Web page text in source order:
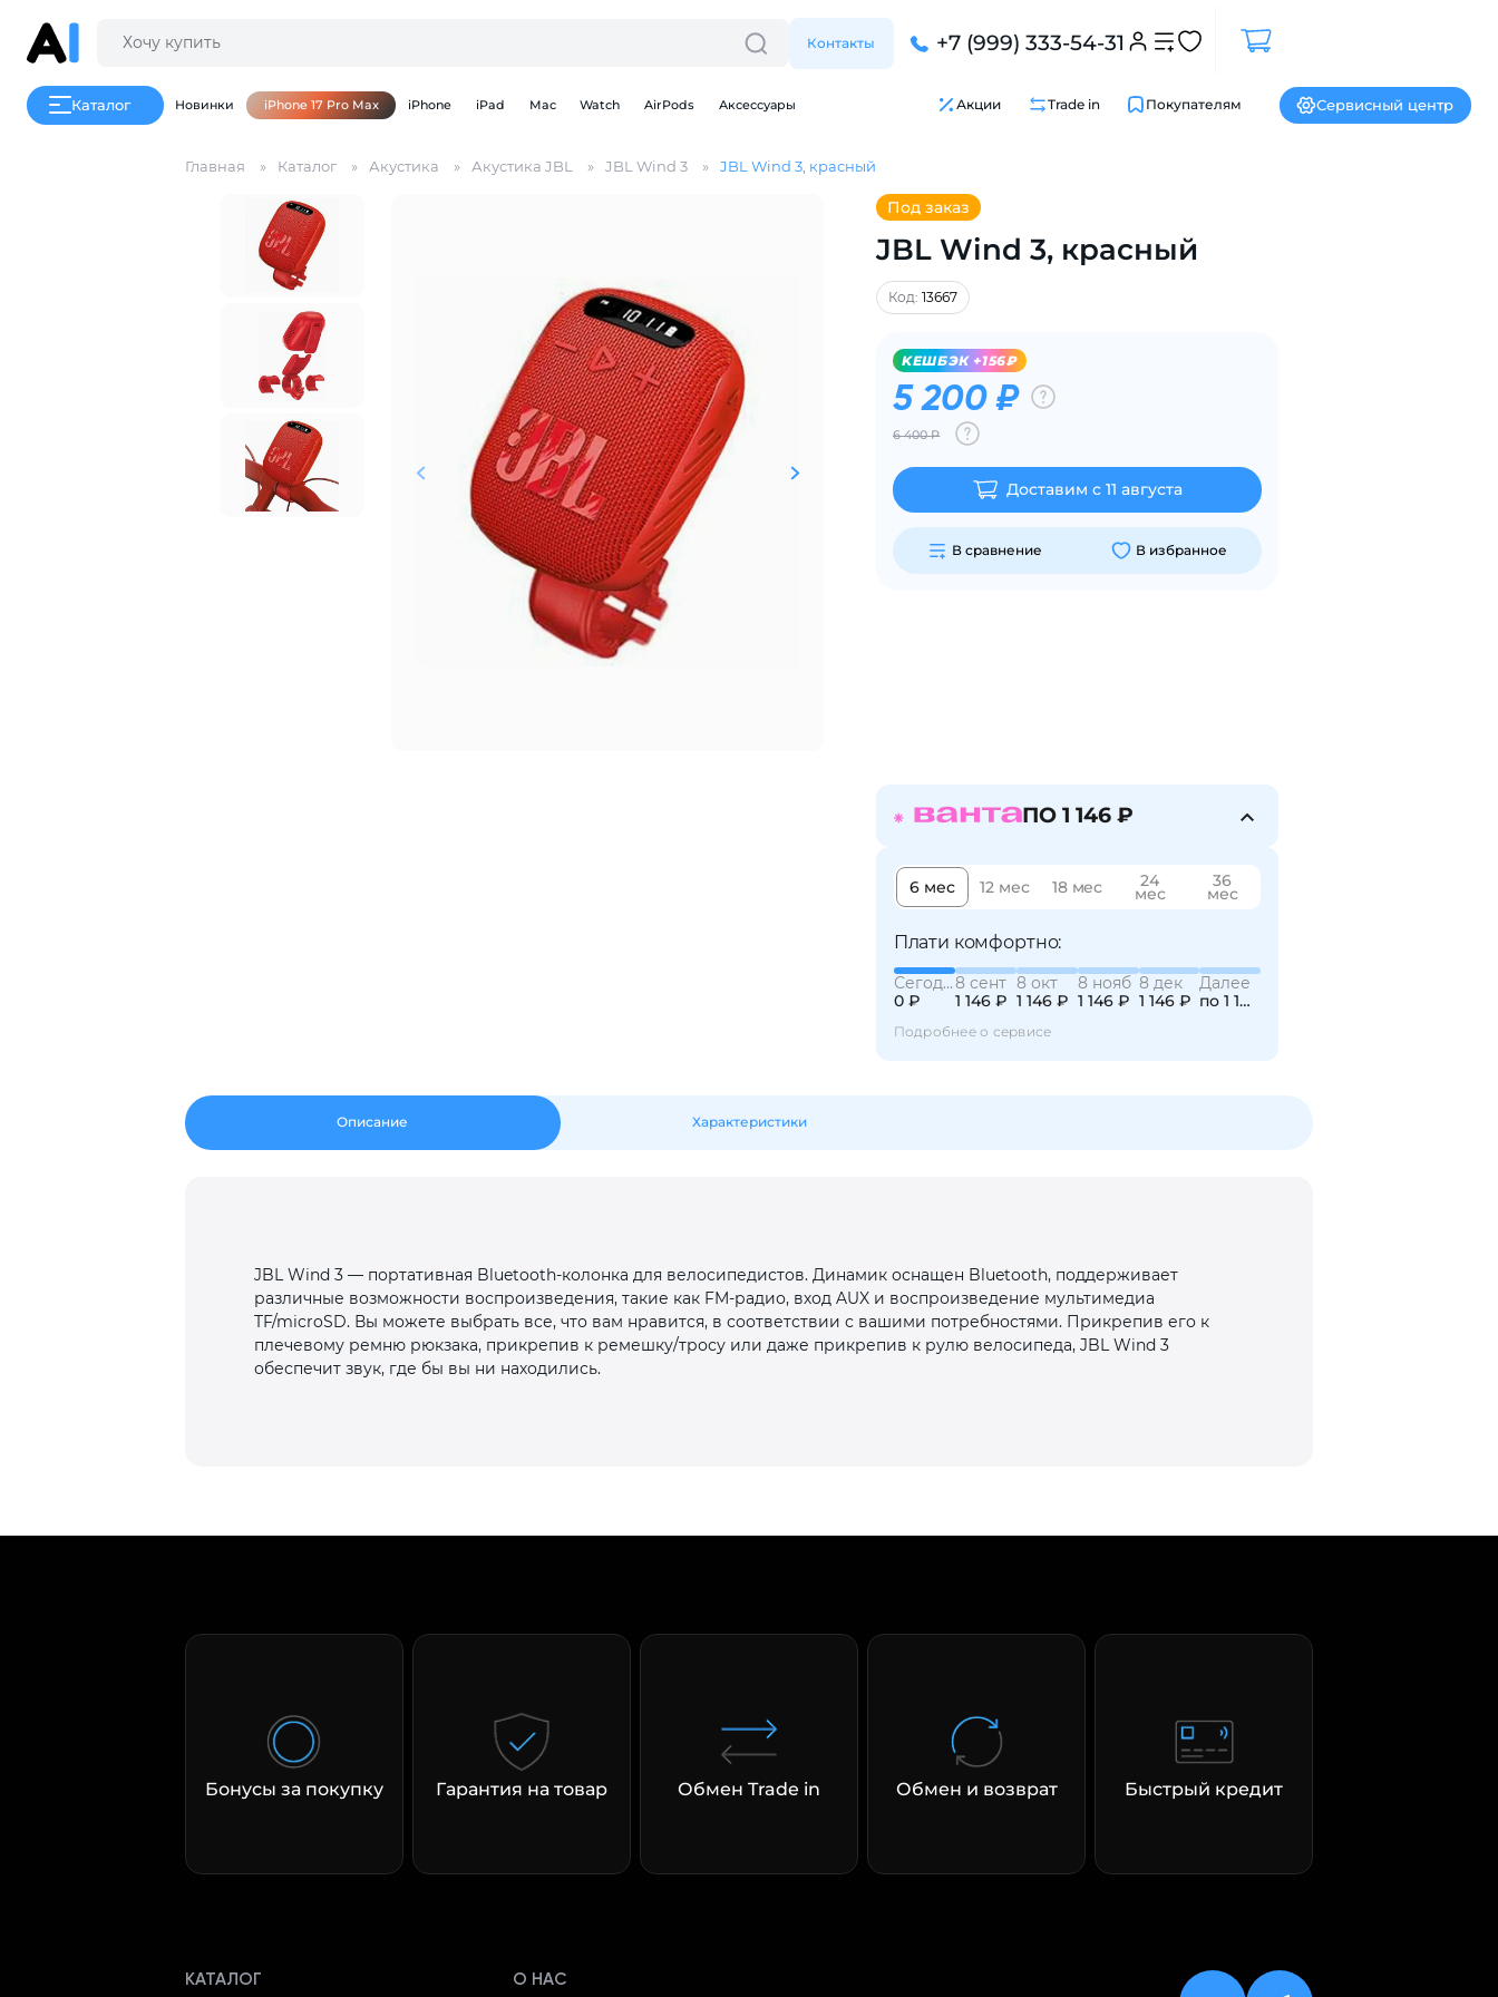
Контакты +7 (999) 333-54-31
Каталог Новинки iPhone 17 Pro Max iPhone iPad Mac Watch AirPods Аксессуары Акции Trade in Покупателям Сервисный центр
Главная Каталог Акустика Акустика JBL JBL Wind 3 JBL Wind 3, красный
Под заказ
JBL Wind 3, красный
Код: 13667
KЕШБЭК +156₽
5 200 ₽
6 400 Р
Доставим с 11 августа
В сравнение В избранное
ПО 1 146 ₽
6 мес 12 мес 18 мес 24
мес
36
мес
Плати комфортно:
Сегодня
0 ₽
8 сент
1 146 ₽
8 окт
1 146 ₽
8 нояб
1 146 ₽
8 дек
1 146 ₽
Далее
по 1 146 ₽
Подробнее о сервисе
Описание Характеристики
JBL Wind 3 — портативная Bluetooth-колонка для велосипедистов. Динамик оснащен Bluetooth, поддерживает
различные возможности воспроизведения, такие как FM-радио, вход AUX и воспроизведение мультимедиа
TF/microSD. Вы можете выбрать все, что вам нравится, в соответствии с вашими потребностями. Прикрепив его к
плечевому ремню рюкзака, прикрепив к ремешку/тросу или даже прикрепив к рулю велосипеда, JBL Wind 3
обеспечит звук, где бы вы ни находились.
Бонусы за покупку Гарантия на товар Обмен Trade in Обмен и возврат Быстрый кредит
КАТАЛОГ О НАС
Для клиентов всех банков
Разбейтеоплату
на частибез переплат
График платежей
Сегодня
25 %
Подробнее
25
раз в 2
недели
раз в 2 недели
Остались вопросы?
8 800 302-02-51